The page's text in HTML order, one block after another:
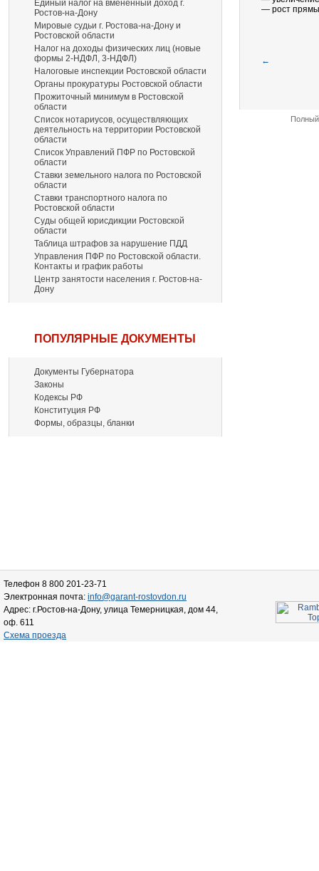
Единый налог на вмененный доход г.
Ростов-на-Дону
Мировые судьи г. Ростова-на-Дону и
Ростовской области
Налог на доходы физических лиц (новые
формы 2-НДФЛ, 3-НДФЛ)
Налоговые инспекции Ростовской области
Органы прокуратуры Ростовской области
Прожиточный минимум в Ростовской
области
Список нотариусов, осуществляющих
деятельность на территории Ростовской
области
Список Управлений ПФР по Ростовской
области
Ставки земельного налога по Ростовской
области
Ставки транспортного налога по
Ростовской области
Суды общей юрисдикции Ростовской
области
Таблица штрафов за нарушение ПДД
Управления ПФР по Ростовской области.
Контакты и график работы
Центр занятости населения г. Ростов-на-
Дону
ПОПУЛЯРНЫЕ ДОКУМЕНТЫ
Документы Губернатора
Законы
Кодексы РФ
Конституция РФ
Формы, образцы, бланки
— рост
←
Телефон 8 800 201-23-71
Электронная почта: info@garant-rostovdon.ru
Адрес: г.Ростов-на-Дону, улица Темерницкая, дом 44,
оф. 611
Схема проезда